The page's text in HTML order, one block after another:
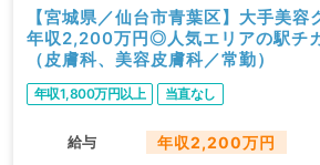
ます。
求人内容の詳細等はお気軽にお問合
【宮城県／仙台市青葉区】大手美
年収2,200万円◎人気エリアの駅チ
（皮膚科、美容皮膚科／常勤）
年収1,800万円以上 当直なし
給与 年収2,200万円